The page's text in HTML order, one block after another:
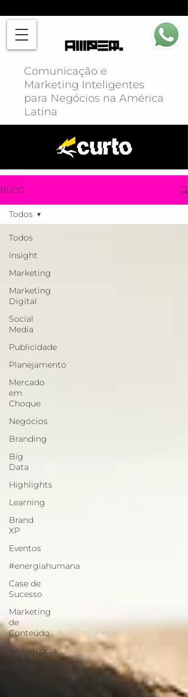
Comunicação e
Marketing Inteligentes
para Negócios na América
Latina
BLOG
Todos
Insight
Marketing
Marketing
Digital
Social
Media
Publicidade
Planejamento
Mercado
em
Choque
Negócios
Branding
Big
Data
Highlights
Learning
Brand
XP
Eventos
#energiahumana
Case de
Sucesso
Marketing
de
Conteúdo
Inteligência
Artificial
Endomarketing
Todos